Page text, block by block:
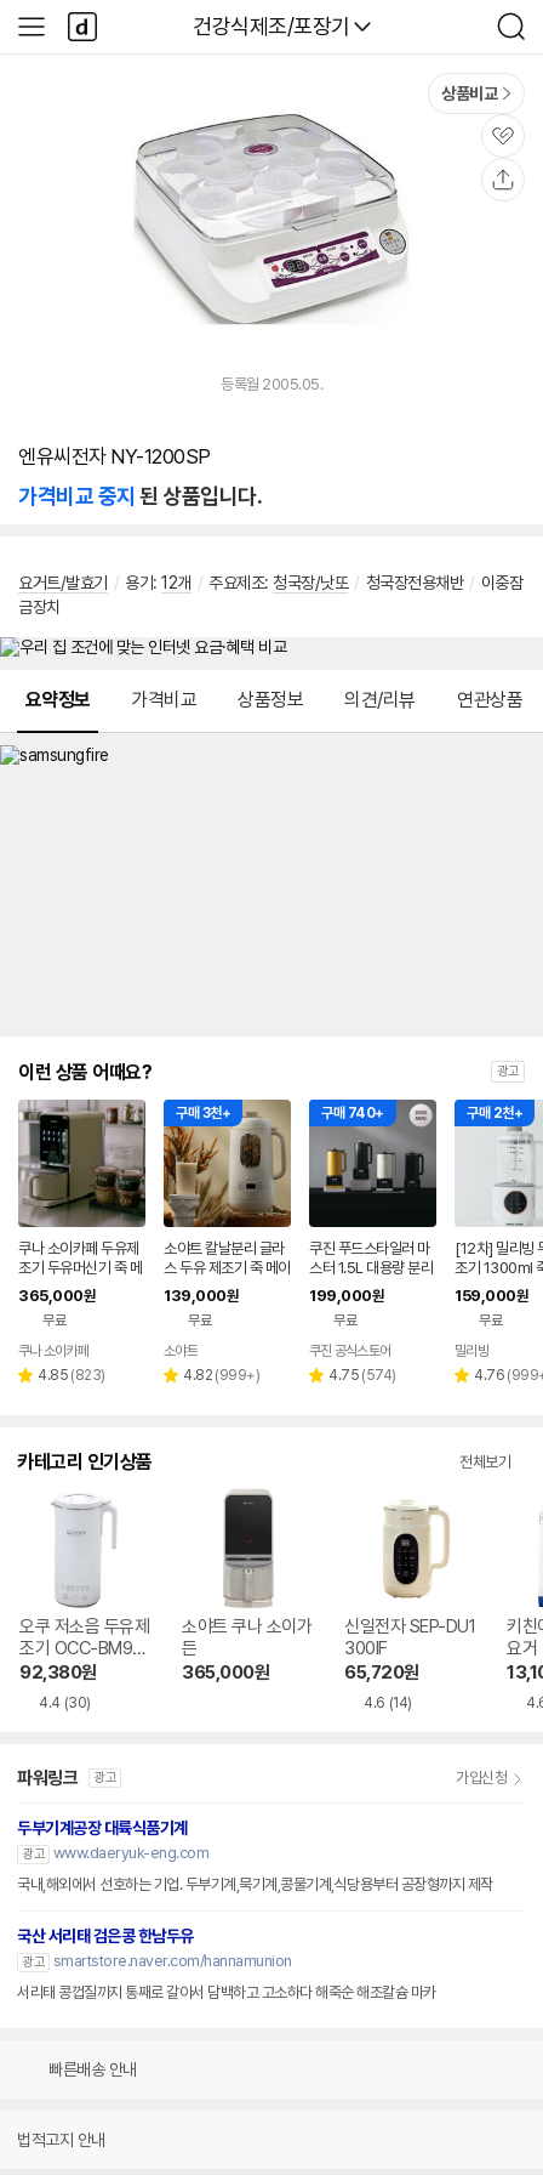
다나와
건강식제조/포장기
검
색
사
이
다
나
와
상품비교
관
심
등록월 2005.05.
엔유씨전자 NY-1200SP
가격비교 중지 된 상품입니다.
요거트/발효기 / 용기: 12개 / 주요제조: 청국장/낫또 / 청국장전용채반 / 이중잠
금장치
요약정보 가격비교 상품정보 의견/리뷰 연관상품
이런 상품 어때요? 광고
쿠나 소이카페 두유제
조기 두유머신기 죽 메
이커 기계
365,000원
무료
쿠나 소이카페
별 4.85 리
(823)
구매 3천+
소야트 칼날분리 글라
스 두유 제조기 죽 메이
커 저소음 기계
139,000원
무료
소야트
별 4.82 리
(999+)
구매 740+
쿠진 푸드스타일러 마
스터 1.5L 대용량 분리
형 올스텐 두유 제조기
이유식 죽 메이커
199,000원
무료
쿠진 공식스토어
별 4.75 리
(574)
구매 2천+
[12차] 밀리빙
조기 1300ml
두유기 이유식
159,000원
무료
페이
밀리빙
별 4.76 리
(
카테고리 인기상품 전체보기
오쿠 저소음 두유제
조기 OCC-BM900
SV
92,380원
4.4 (30)
소야트 쿠나 소이가
든
365,000원
신일전자 SEP-DU1
300IF
65,720원
4.6 (14)
키친
요
9SC
파워링크 광고 가입신청
두부기계공장 대륙식품기계
광고 www.daeryuk-eng.com
국내,해외에서 선호하는 기업. 두부기계,묵기계,콩물기계,식당용부터 공장형까지 제작
국산 서리태 검은콩 한남두유
광고 smartstore.naver.com/hannamunion
서리태 콩껍질까지 통째로 갈아서 담백하고 고소하다 해죽순 해조칼슘 마카
빠른배송 안내
법적고지 안내